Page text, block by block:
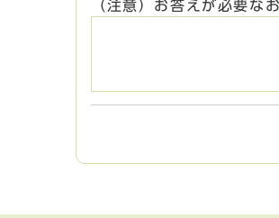
（注意）お答えが必要な